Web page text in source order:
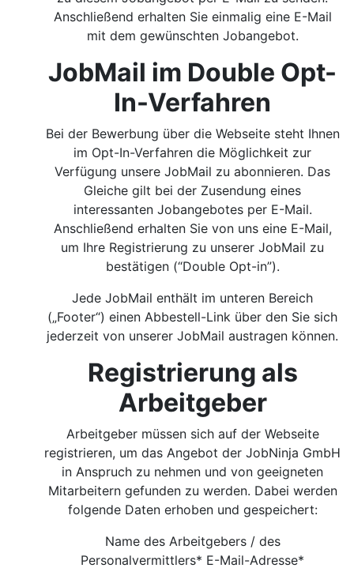
Anschließend erhalten Sie einmalig eine E-Mail
mit dem gewünschten Jobangebot.
JobMail im Double Opt-
In-Verfahren
Bei der Bewerbung über die Webseite steht Ihnen
im Opt-In-Verfahren die Möglichkeit zur
Verfügung unsere JobMail zu abonnieren. Das
Gleiche gilt bei der Zusendung eines
interessanten Jobangebotes per E-Mail.
Anschließend erhalten Sie von uns eine E-Mail,
um Ihre Registrierung zu unserer JobMail zu
bestätigen (“Double Opt-in”).
Jede JobMail enthält im unteren Bereich
(„Footer“) einen Abbestell-Link über den Sie sich
jederzeit von unserer JobMail austragen können.
Registrierung als
Arbeitgeber
Arbeitgeber müssen sich auf der Webseite
registrieren, um das Angebot der JobNinja GmbH
in Anspruch zu nehmen und von geeigneten
Mitarbeitern gefunden zu werden. Dabei werden
folgende Daten erhoben und gespeichert:
Name des Arbeitgebers / des
Personalvermittlers* E-Mail-Adresse*